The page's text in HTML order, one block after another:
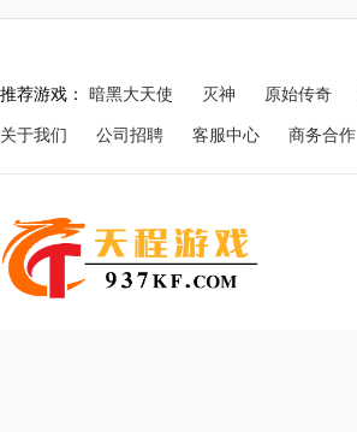
推荐游戏： 暗黑大天使 灭神 原始传奇
关于我们 公司招聘 客服中心 商务合作